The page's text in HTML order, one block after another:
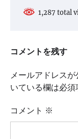
1,287 total
コメントを残す
メールアドレスが
いている欄は必須
コメント ※